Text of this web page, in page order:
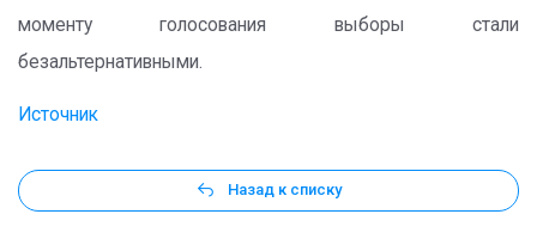
моменту голосования выборы стали
безальтернативными.
Источник
Назад к списку